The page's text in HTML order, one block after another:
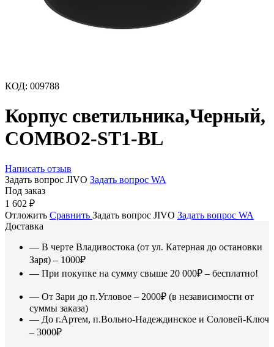
КОД: 009788
Корпус светильника,Черный,
COMBO2-ST1-BL
Написать отзыв
Задать вопрос JIVO Задать вопрос WA
Под заказ
1 602 ₽
Отложить Сравнить Задать вопрос JIVO Задать вопрос WA
Доставка
— В черте Владивостока (от ул. Катерная до остановки
Заря) – 1000₽
— При покупке на сумму свыше 20 000₽ – бесплатно!
— От Зари до п.Угловое – 2000₽ (в независимости от
суммы заказа)
— До г.Артем, п.Вольно-Надеждинское и Соловей-Ключ
– 3000₽